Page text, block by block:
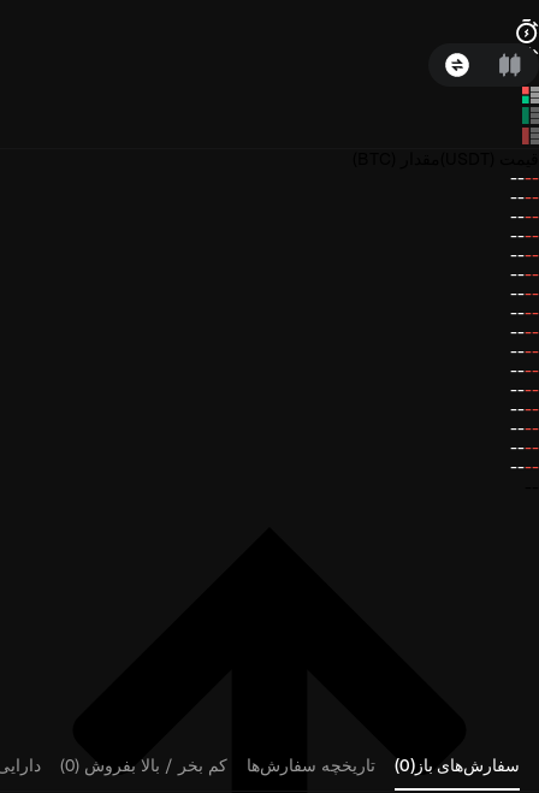
--
--
--
--
--
--
--
--
--
--
--
--
--
--
--
--
--
--
--
--
--
--
--
--
--
--
--
--
--
--
--
--
سفارش‌های باز(0) تاریخچه سفارش‌ها کم بخر / بالا بفروش (0)